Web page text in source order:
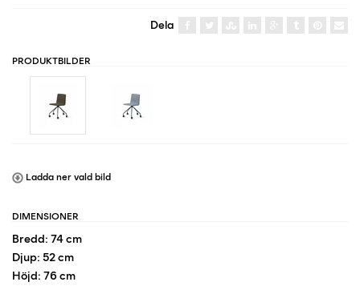
Dela
PRODUKTBILDER
Ladda ner vald bild
DIMENSIONER
Bredd: 74 cm
Djup: 52 cm
Höjd: 76 cm